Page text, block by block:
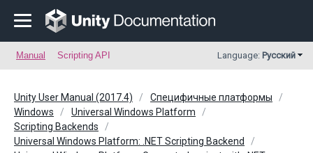
Manual Scripting API Language: Русский
Unity User Manual (2017.4)
Специфичные платформы
Windows
Universal Windows Platform
Scripting Backends
Universal Windows Platform: .NET Scripting Backend